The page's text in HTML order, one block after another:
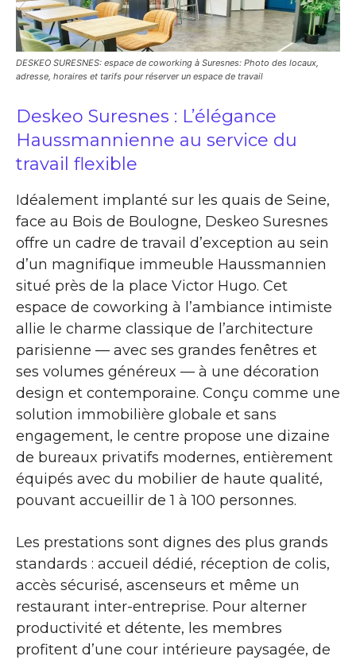
DESKEO SURESNES: espace de coworking à Suresnes: Photo des locaux,
adresse, horaires et tarifs pour réserver un espace de travail
Deskeo Suresnes : L’élégance
Haussmannienne au service du
travail flexible
Idéalement implanté sur les quais de Seine,
face au Bois de Boulogne, Deskeo Suresnes
offre un cadre de travail d’exception au sein
d’un magnifique immeuble Haussmannien
situé près de la place Victor Hugo. Cet
espace de coworking à l’ambiance intimiste
allie le charme classique de l’architecture
parisienne — avec ses grandes fenêtres et
ses volumes généreux — à une décoration
design et contemporaine. Conçu comme une
solution immobilière globale et sans
engagement, le centre propose une dizaine
de bureaux privatifs modernes, entièrement
équipés avec du mobilier de haute qualité,
pouvant accueillir de 1 à 100 personnes.
Les prestations sont dignes des plus grands
standards : accueil dédié, réception de colis,
accès sécurisé, ascenseurs et même un
restaurant inter-entreprise. Pour alterner
productivité et détente, les membres
profitent d’une cour intérieure paysagée, de